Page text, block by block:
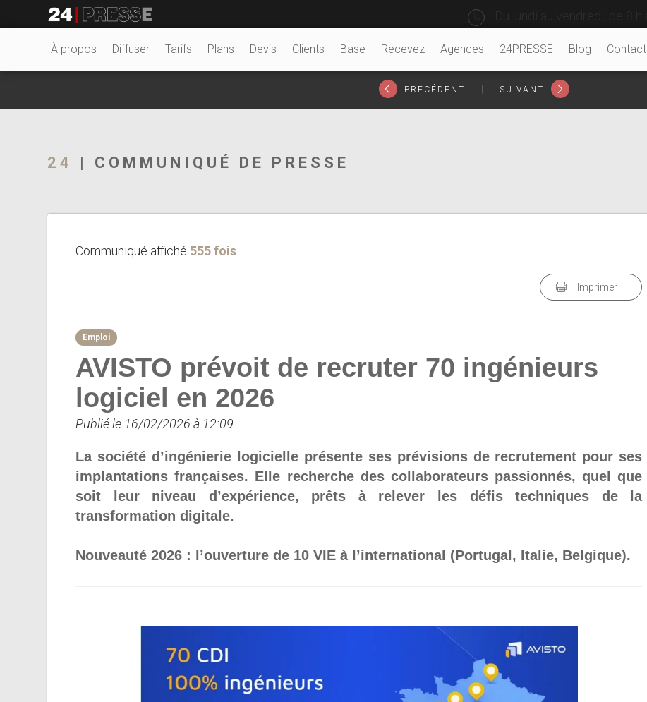
24Presse -
À propos Diffuser Tarifs Plans Devis Clients Base Recevez Agences 24PRESSE Blog Contact
PRÉCÉDENT SUIVANT
24 | COMMUNIQUÉ DE PRESSE
Communiqué affiché 555 fois
Imprimer
Emploi
AVISTO prévoit de recruter 70 ingénieurs
logiciel en 2026
Publié le 16/02/2026 à 12:09
La société d’ingénierie logicielle présente ses prévisions de recrutement pour ses
implantations françaises. Elle recherche des collaborateurs passionnés, quel que
soit leur niveau d’expérience, prêts à relever les défis techniques de la
transformation digitale.
Nouveauté 2026 : l’ouverture de 10 VIE à l’international (Portugal, Italie, Belgique).